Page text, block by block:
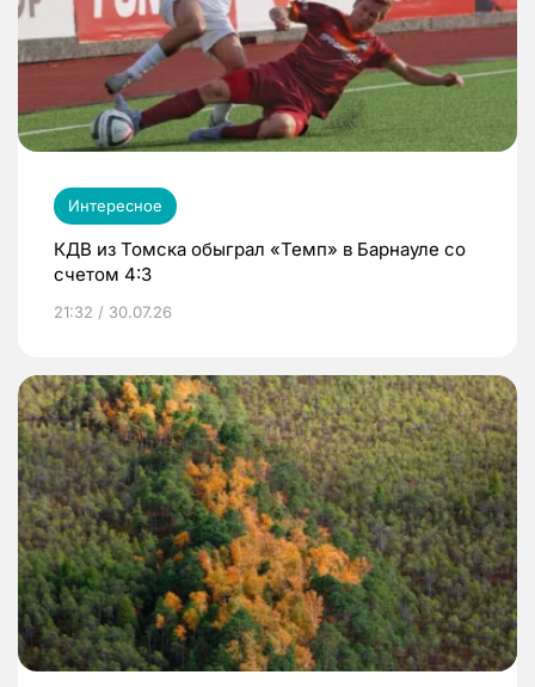
Интересное
КДВ из Томска обыграл «Темп» в Барнауле со
счетом 4:3
21:32 / 30.07.26